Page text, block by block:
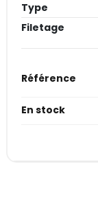
Type
Filetage
Référence
En stock